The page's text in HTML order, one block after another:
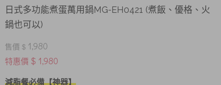
日式多功能煮蛋萬用鍋MG-EH0421 (煮飯、優格、火
鍋也可以)
售價 $ 1,980
特惠價 $ 1,980
​減脂餐必備【神器】